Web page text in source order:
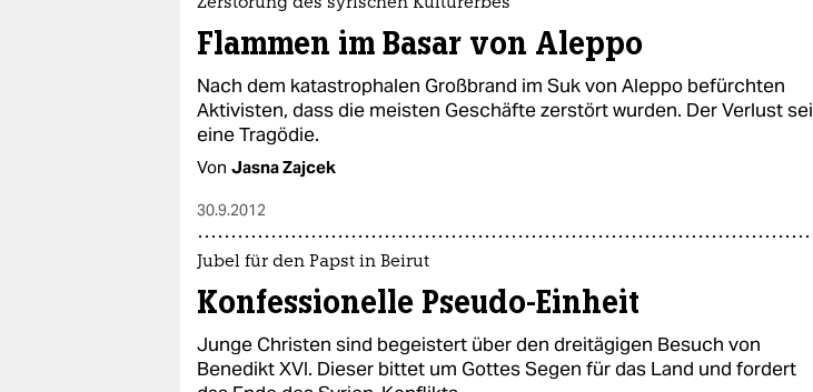
Zerstörung des syrischen Kulturerbes
Flammen im Basar von Aleppo
Nach dem katastrophalen Großbrand im Suk von Aleppo befürchten
Aktivisten, dass die meisten Geschäfte zerstört wurden. Der Verlust sei
eine Tragödie.
Von Jasna Zajcek
30.9.2012
Jubel für den Papst in Beirut
Konfessionelle Pseudo-Einheit
Junge Christen sind begeistert über den dreitägigen Besuch von
Benedikt XVI. Dieser bittet um Gottes Segen für das Land und fordert